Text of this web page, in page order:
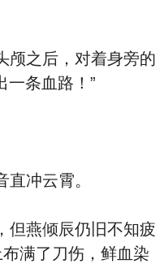
之后，对着身旁的
一条血路！”
冲云霄。
燕倾辰仍旧不知疲
满了刀伤，鲜血染